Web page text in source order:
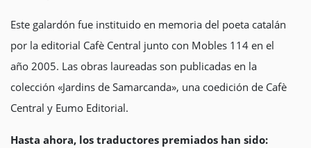
Este galardón fue instituido en memoria del poeta catalán
por la editorial Cafè Central junto con Mobles 114 en el
año 2005. Las obras laureadas son publicadas en la
colección «Jardins de Samarcanda», una coedición de Cafè
Central y Eumo Editorial.
Hasta ahora, los traductores premiados han sido: